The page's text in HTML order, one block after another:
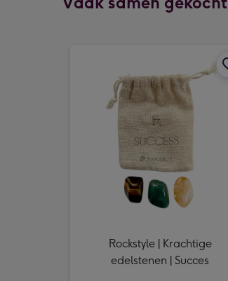
Rockstyle | Krachtige
edelstenen | Succes